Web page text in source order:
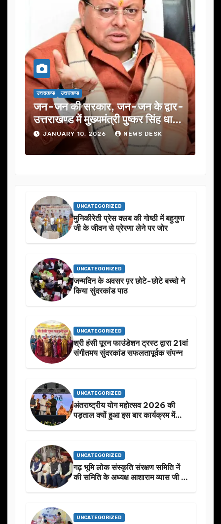
उत्तराखण्ड उत्तराखण्ड
जन-जन की सरकार, जन-जन के द्वार-
उत्तराखण्ड में मुख्यमंत्री पुष्कर सिंह धामी
की जनसेवा पहल
JANUARY 10, 2026 NEWS DESK
UNCATEGORIZED
मुनिकीरेती प्रेस क्लब की गोष्ठी में बहुगुणा
जी के जीवन से प्रेरणा लेने पर जोर
UNCATEGORIZED
जन्मदिन के अवसर प़र छोटे-छोटे बच्चो ने
किया सुंदरकांड पाठ
UNCATEGORIZED
श्री हंसी पूरन फाउंडेशन ट्रस्ट द्वारा 21वां
संगीतमय सुंदरकांड सफलतापूर्वक संपन्न
UNCATEGORIZED
अंतराष्ट्रीय योग महोत्सव 2026 की
पड़ताल क्यों हुआ इस बार कार्यक्रम में
UNCATEGORIZED
गढ़ भूमि लोक संस्कृति संरक्षण समिति नें
की समिति के अध्यक्ष आशाराम व्यास जी के
UNCATEGORIZED